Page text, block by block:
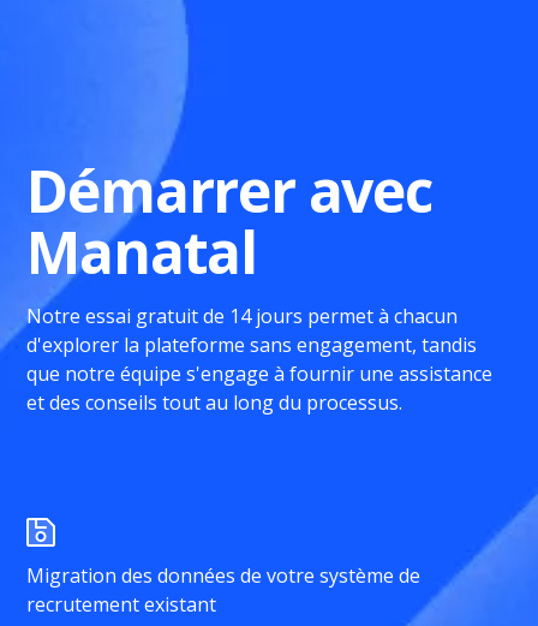
Démarrer avec
Manatal
Notre essai gratuit de 14 jours permet à chacun
d'explorer la plateforme sans engagement, tandis
que notre équipe s'engage à fournir une assistance
et des conseils tout au long du processus.
Migration des données de votre système de
recrutement existant